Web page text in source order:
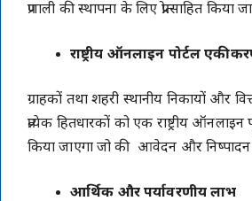
प्रणाली की स्थापना के लिए प्रोत्साहित किया
राष्ट्रीय ऑनलाइन पोर्टल
ग्राहकों तथा शहरी स्थानीय निकायों और
प्रत्येक हितधारकों को एक राष्ट्रीय
किया जाएगा जो की आवेदन और निष्पादन
आर्थिक और पर्यावरणीय लाभ